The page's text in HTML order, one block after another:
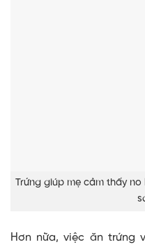
Trứng giúp mẹ cảm thấy
Hơn nữa, việc ăn trứng